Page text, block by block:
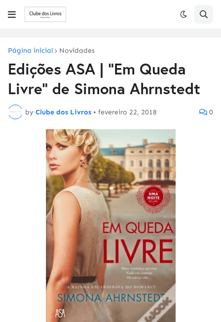
Página inicial Novidades
Edições ASA | "Em Queda
Livre" de Simona Ahrnstedt
by Clube dos Livros • fevereiro 22, 2018 0